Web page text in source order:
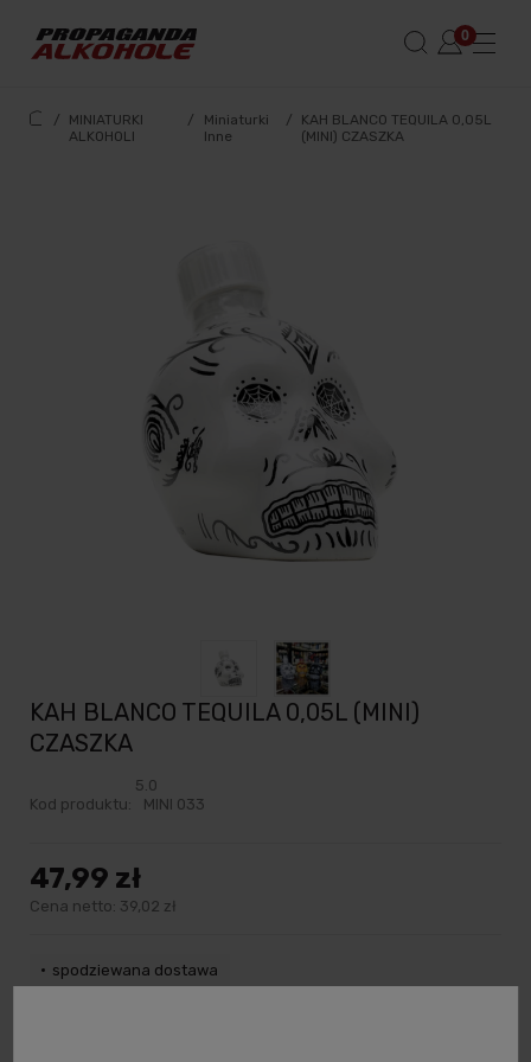
/
MINIATURKI
ALKOHOLI
/
Miniaturki
Inne
/
KAH BLANCO TEQUILA 0,05L
(MINI) CZASZKA
KAH BLANCO TEQUILA 0,05L (MINI)
CZASZKA
5.0
Kod produktu:
MINI 033
47,99 zł
Cena netto: 39,02 zł
spodziewana dostawa